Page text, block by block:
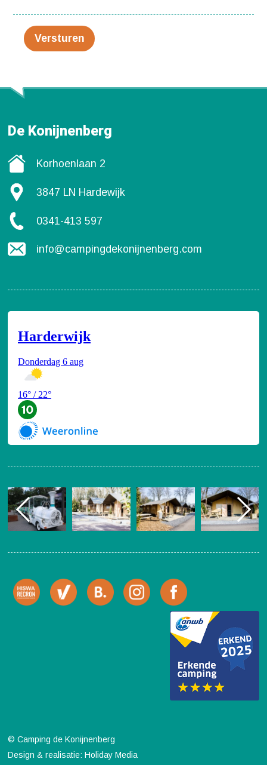
Versturen
De Konijnenberg
Korhoenlaan 2
3847 LN Hardewijk
0341-413 597
info@campingdekonijnenberg.com
© Camping de Konijnenberg
Design & realisatie: Holiday Media